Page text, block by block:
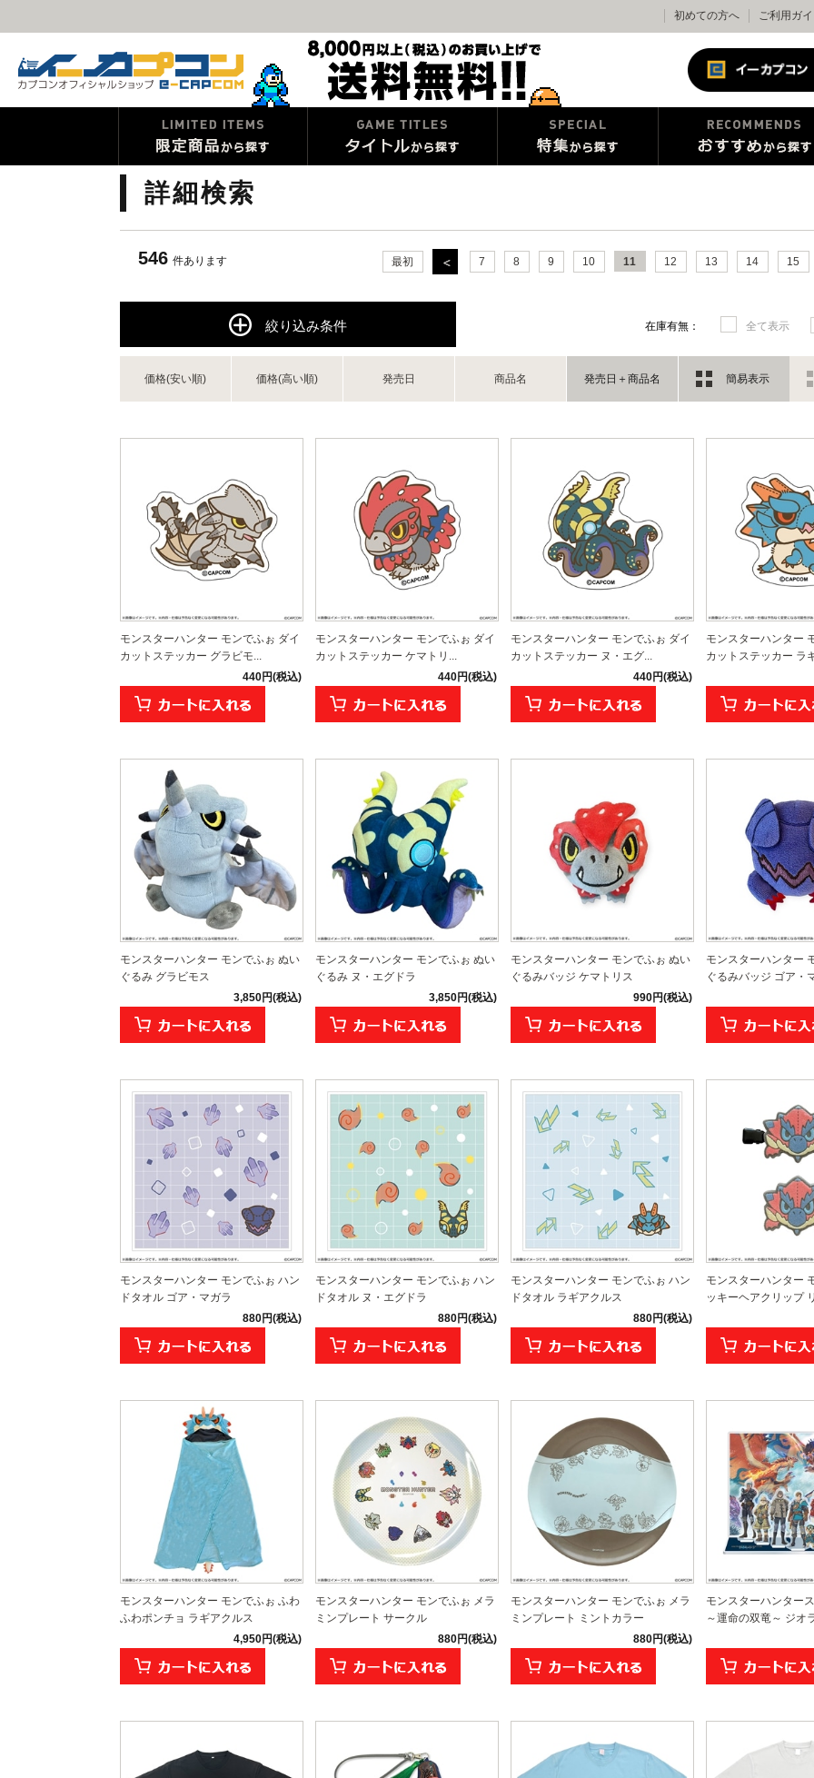
初めての方へ ご利用ガ
詳細検索
546 件あります 最初 7 8 9 10 11 12 13 14 15
絞り込み条件 在庫有無： 全て表示
価格(安い順) 価格(高い順) 発売日 商品名 発売日＋商品名 簡易表示
モンスターハンター モンでふぉ ダイ
カットステッカー グラビモ...
440円(税込)
モンスターハンター モンでふぉ ダイ
カットステッカー ケマトリ...
440円(税込)
モンスターハンター モンでふぉ ダイ
カットステッカー ヌ・エグ...
440円(税込)
モンスターハンター
カットステッカー ラ
モンスターハンター モンでふぉ ぬい
ぐるみ グラビモス
3,850円(税込)
モンスターハンター モンでふぉ ぬい
ぐるみ ヌ・エグドラ
3,850円(税込)
モンスターハンター モンでふぉ ぬい
ぐるみバッジ ケマトリス
990円(税込)
モンスターハンター
ぐるみバッジ ゴア・
モンスターハンター モンでふぉ ハン
ドタオル ゴア・マガラ
880円(税込)
モンスターハンター モンでふぉ ハン
ドタオル ヌ・エグドラ
880円(税込)
モンスターハンター モンでふぉ ハン
ドタオル ラギアクルス
880円(税込)
モンスターハンター
ッキーヘアクリップ
モンスターハンター モンでふぉ ふわ
ふわポンチョ ラギアクルス
4,950円(税込)
モンスターハンター モンでふぉ メラ
ミンプレート サークル
880円(税込)
モンスターハンター モンでふぉ メラ
ミンプレート ミントカラー
880円(税込)
モンスターハンタ
～運命の双竜～ ジオ